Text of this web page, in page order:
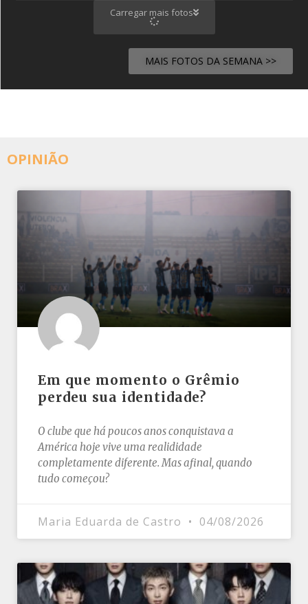
Carregar mais fotos
MAIS FOTOS DA SEMANA >>
OPINIÃO
Em que momento o Grêmio
perdeu sua identidade?
O clube que há poucos anos conquistava a
América hoje vive uma realididade
completamente diferente. Mas afinal, quando
tudo começou?
Maria Eduarda de Castro 04/08/2026